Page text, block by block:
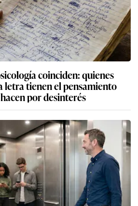
coinciden: quienes
letra tienen el pensamiento
por desinterés